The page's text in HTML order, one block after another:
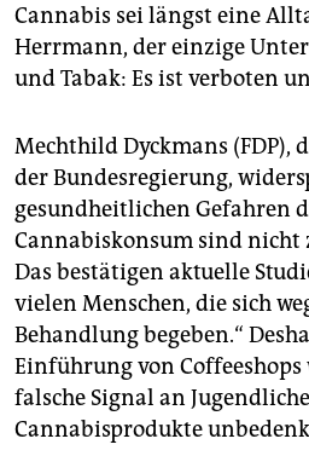
Cannabis sei längst eine
Herrmann, der einzige
und Tabak: Es ist verboten
Mechthild Dyckmans (FDP),
der Bundesregierung,
gesundheitlichen Gefahren
Cannabiskonsum sind nicht
Das bestätigen aktuelle
vielen Menschen, die sich
Behandlung begeben.“
Einführung von
falsche Signal an
Cannabisprodukte